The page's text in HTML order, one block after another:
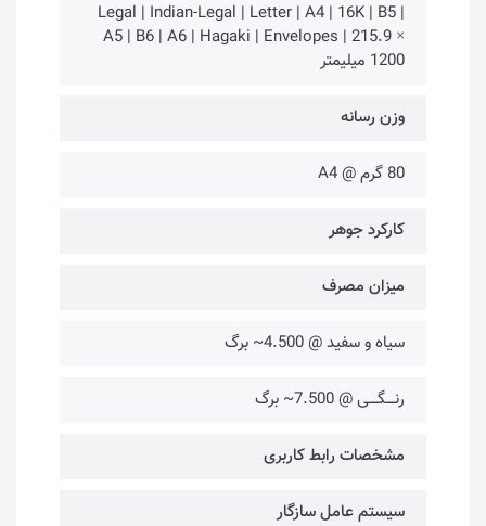
Legal | Indian-Legal | Letter | A4 | 16K | B5 |
A5 | B6 | A6 | Hagaki | Envelopes | 215.9 ×
1200 میلیمتر
وزن رسانه
80 گرم @ A4
کارکرد جوهر
میزان مصرف
سیاه و سفید @ 4.500~ برگ
رنــــگــــی @ 7.500~ برگ
مشخصات رابط کاربری
سیستم عامل سازگار